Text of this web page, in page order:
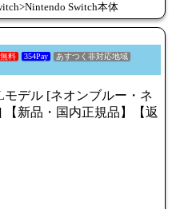
Switch本体
料 354Pay
あすつく非対応地域
モデル [ネオンブルー・ネ
新品・国内正規品】【返